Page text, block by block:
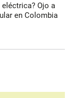
Ojo a
en Colombia